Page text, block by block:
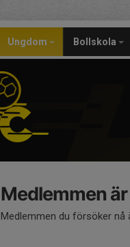
Ungdom Bollskola
Medlemmen
Medlemmen du försöker nå